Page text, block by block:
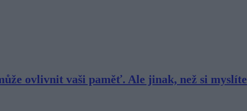
ovlivnit vaši paměť. Ale jinak, než si myslíte